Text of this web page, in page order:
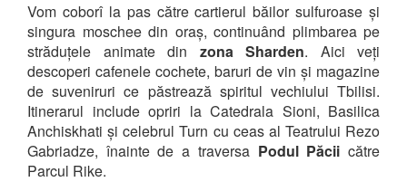
Vom coborî la pas către cartierul băilor sulfuroase și
singura moschee din oraș, continuând plimbarea pe
străduțele animate din zona Sharden. Aici veți
descoperi cafenele cochete, baruri de vin și magazine
de suveniruri ce păstrează spiritul vechiului Tbilisi.
Itinerarul include opriri la Catedrala Sioni, Basilica
Anchiskhati și celebrul Turn cu ceas al Teatrului Rezo
Gabriadze, înainte de a traversa Podul Păcii către
Parcul Rike.